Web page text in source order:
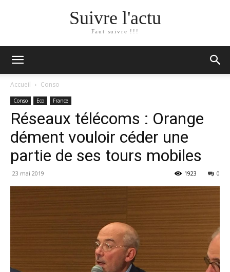
Suivre l'actu
Faut suivre !!!
Accueil Conso
Conso Eco France
Réseaux télécoms : Orange
dément vouloir céder une
partie de ses tours mobiles
23 mai 2019 0
1923